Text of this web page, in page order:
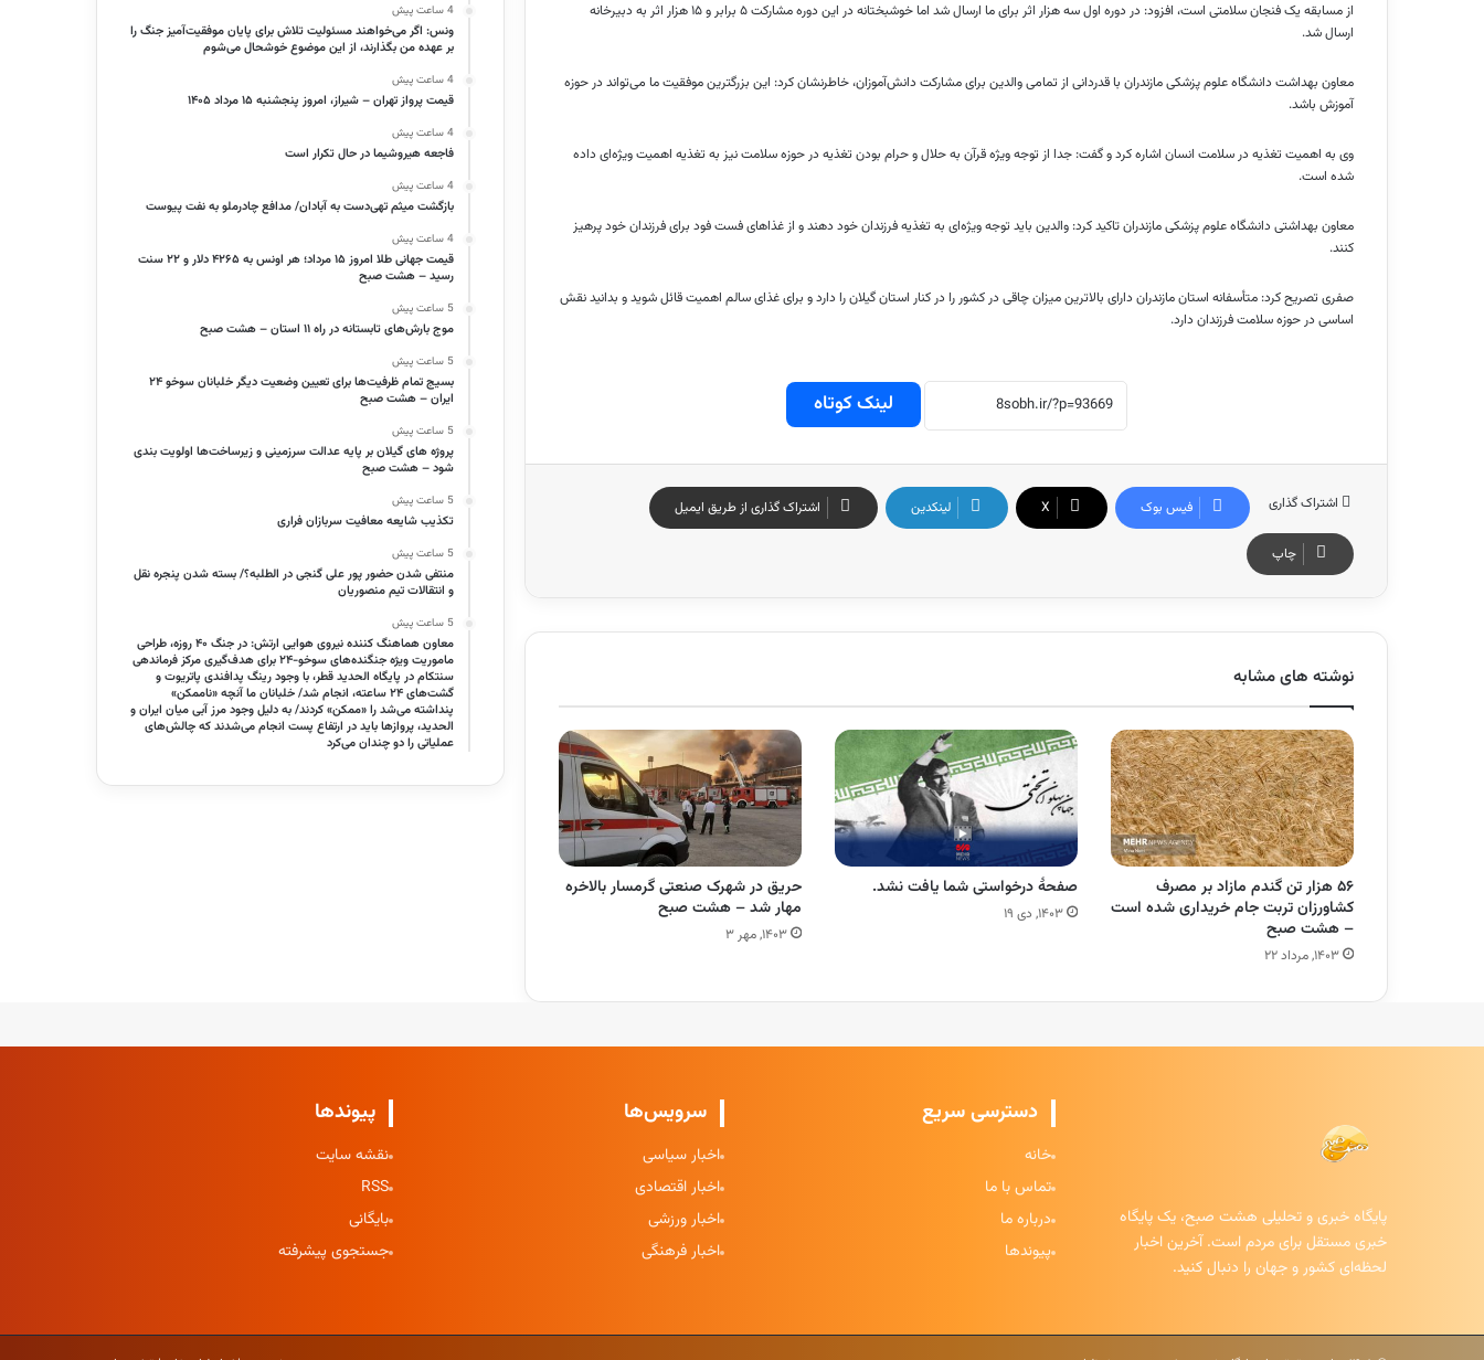
از مسابقه یک فنجان سلامتی است، افزود: در دوره اول سه هزار اثر برای ما ارسال شد اما خوشبختانه در این دوره مشارکت ۵ برابر و ۱۵ هزار اثر به دبیرخانه
ارسال شد.
معاون بهداشت دانشگاه علوم پزشکی مازندران با قدردانی از تمامی والدین برای مشارکت دانش‌آموزان، خاطرنشان کرد: این بزرگترین موفقیت ما می‌تواند در حوزه
آموزش باشد.
وی به اهمیت تغذیه در سلامت انسان اشاره کرد و گفت: جدا از توجه ویژه قرآن به حلال و حرام بودن تغذیه در حوزه سلامت نیز به تغذیه اهمیت ویژه‌ای داده
شده است.
معاون بهداشتی دانشگاه علوم پزشکی مازندران تاکید کرد: والدین باید توجه ویژه‌ای به تغذیه فرزندان خود دهند و از غذاهایفستفود برای فرزندان خود پرهیز
کنند.
صفری تصریح کرد: متأسفانه استان مازندران دارای بالاترین میزان چاقی در کشور را در کنار استان گیلان را دارد و برای غذای سالم اهمیت قائل شوید و بدانید نقش
اساسی در حوزه سلامت فرزندان دارد.
لینک کوتاه
اشتراک گذاری فیس بوک X لینکدین اشتراک گذاری از طریق ایمیل
چاپ
نوشته های مشابه
۵۶ هزار تن گندم مازاد بر مصرف
کشاورزان تربت جام خریداری شده است
– هشت صبح
۱۴۰۳, مرداد ۲۲
صفحهٔ درخواستی شما یافت نشد.
۱۴۰۳, دی ۱۹
حریق در شهرک صنعتی گرمسار بالاخره
مهار شد – هشت صبح
۱۴۰۳, مهر ۳
4 ساعت پیش
ونس: اگر می‌خواهند مسئولیت تلاش برای پایان موفقیت‌آمیز جنگ را
بر عهده من بگذارند، از این موضوع خوشحال می‌شوم
4 ساعت پیش
قیمت پرواز تهران – شیراز، امروز پنجشنبه ۱۵ مرداد ۱۴۰۵
4 ساعت پیش
فاجعه هیروشیما در حال تکرار است
4 ساعت پیش
بازگشت میثم تهی‌دست به آبادان/ مدافع چادرملو به نفت پیوست
4 ساعت پیش
قیمت جهانی طلا امروز ۱۵ مرداد؛ هر اونس به ۴۲۶۵ دلار و ۲۲ سنت
رسید – هشت صبح
5 ساعت پیش
موج بارش‌های تابستانه در راه ۱۱ استان – هشت صبح
5 ساعت پیش
بسیج تمام ظرفیت‌ها برای تعیین وضعیت دیگر خلبانان سوخو ۲۴
ایران – هشت صبح
5 ساعت پیش
پروژه‌ های گیلان بر پایه عدالت سرزمینی و زیرساخت‌ها اولویت‌ بندی
شود – هشت صبح
5 ساعت پیش
تکذیب شایعه معافیت سربازان فراری
5 ساعت پیش
منتفی شدن حضور پور علی گنجی در الطلبه؟/ بسته شدن پنجره‌ نقل
و انتقالات تیم منصوریان
5 ساعت پیش
معاون هماهنگ کننده نیروی هوایی ارتش: در جنگ ۴۰ روزه، طراحی
ماموریت ویژه جنگنده‌های سوخو-۲۴ برای هدف‌گیری مرکز فرماندهی
سنتکام در پایگاه الحدید قطر، با وجود رینگ پدافندی پاتریوت و
گشت‌های ۲۴ ساعته، انجام شد/ خلبانان ما آنچه «ناممکن»
پنداشته می‌شد را «ممکن» کردند/ به دلیل وجود مرز آبی میان ایران و
الحدید، پرواز‌ها باید در ارتفاع پست انجام می‌شدند که چالش‌های
عملیاتی را دو چندان می‌کرد
پایگاه خبری و تحلیلی هشت صبح، یک پایگاه
خبری مستقل برای مردم است. آخرین اخبار
لحظه‌ای کشور و جهان را دنبال کنید.
دسترسی سریع
خانه
تماس با ما
درباره ما
پیوندها
سرویس‌ها
اخبار سیاسی
اخبار اقتصادی
اخبار ورزشی
اخبار فرهنگی
پیوندها
نقشه سایت
RSS
بایگانی
جستجوی پیشرفته